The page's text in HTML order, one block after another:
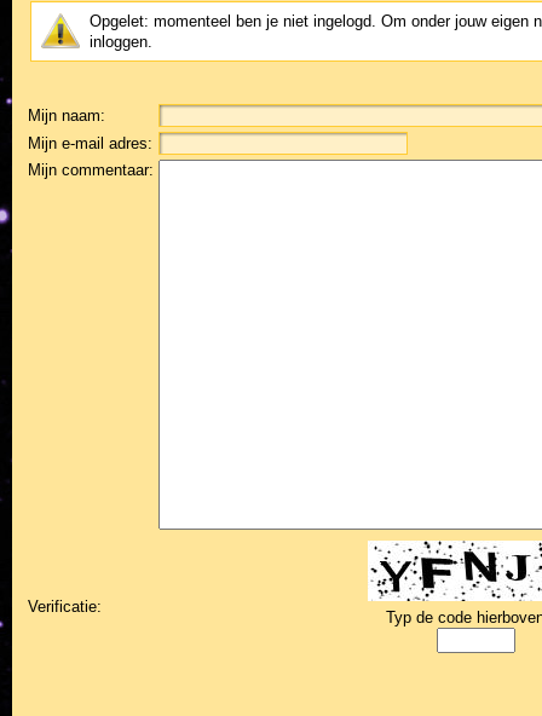
Opgelet: momenteel ben je niet ingelogd. Om onder jouw eigen
inloggen.
Mijn naam:
Mijn e-mail adres:
Mijn commentaar:
Verificatie:
Typ de code